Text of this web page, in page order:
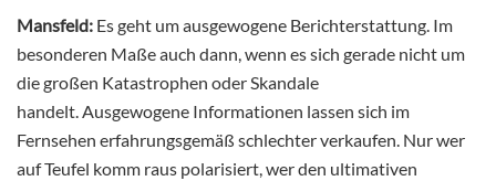
Mansfeld: Es geht um ausgewogene Berichterstattung. Im
besonderen Maße auch dann, wenn es sich gerade nicht um
die großen Katastrophen oder Skandale
handelt. Ausgewogene Informationen lassen sich im
Fernsehen erfahrungsgemäß schlechter verkaufen. Nur wer
auf Teufel komm raus polarisiert, wer den ultimativen